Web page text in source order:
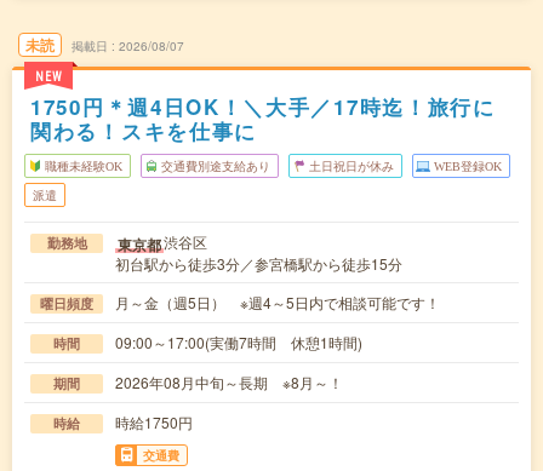
未読
NEW
掲載日 2026/08/07
1750円＊週4日OK！＼大手／17時迄！旅行に
関わる！スキを仕事に
職種未経験OK 交通費別途支給あり 土日祝日が休み WEB登録OK
派遣
勤務地 東京都渋谷区
初台駅から徒歩3分／参宮橋駅から徒歩15分
曜日頻度 月～金（週5日） ※週4～5日内で相談可能です！
時間 09:00～17:00(実働7時間 休憩1時間)
期間 2026年08月中旬～長期 ※8月～！
時給 時給1750円
交通費